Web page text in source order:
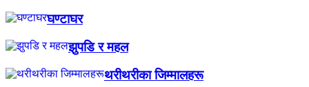
घण्टाघर
झुपडि र महल
थरीथरीका जिम्मालहरू